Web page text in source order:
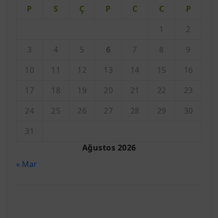
Ağustos 2026
P S Ç P C C
P
1
2
3
4 5 6 7 8
9
10
11 12 13 14 15
16
17
18 19 20 21 22
23
24
25 26 27 28 29
30
31
« Mar